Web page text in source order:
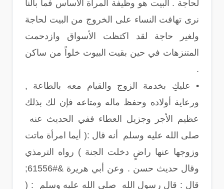
لحاجة . البيت هو وظيفة المرأة الأساس فما بالنا
نرى تهافت النساء على الخروج من البيت لحاجة
ولغير حاجة لقد اكتظت الأسواق وازدحمت
المتنزهات في حين بقيت البيوت خلواً من ساكن
.
• عليكِ بخدمة الزوج والقيام معه بالطاعة ,
ورعاية أولاده وحفظ ماله ومتاعه فإن لك بذلك
عظيم الأجر وجزيل العطاء ففي الحديث عنه
صلى الله عليه وسلم أنه قال :( أيما امرأة ماتت
وزوجها عنها راضٍ دخلت الجنة ) رواه الترمذي
وقال حديث حسن . وعن أبي هريرة &#61556;
قال : قال رسول الله صلى الله عليه وسلم : (